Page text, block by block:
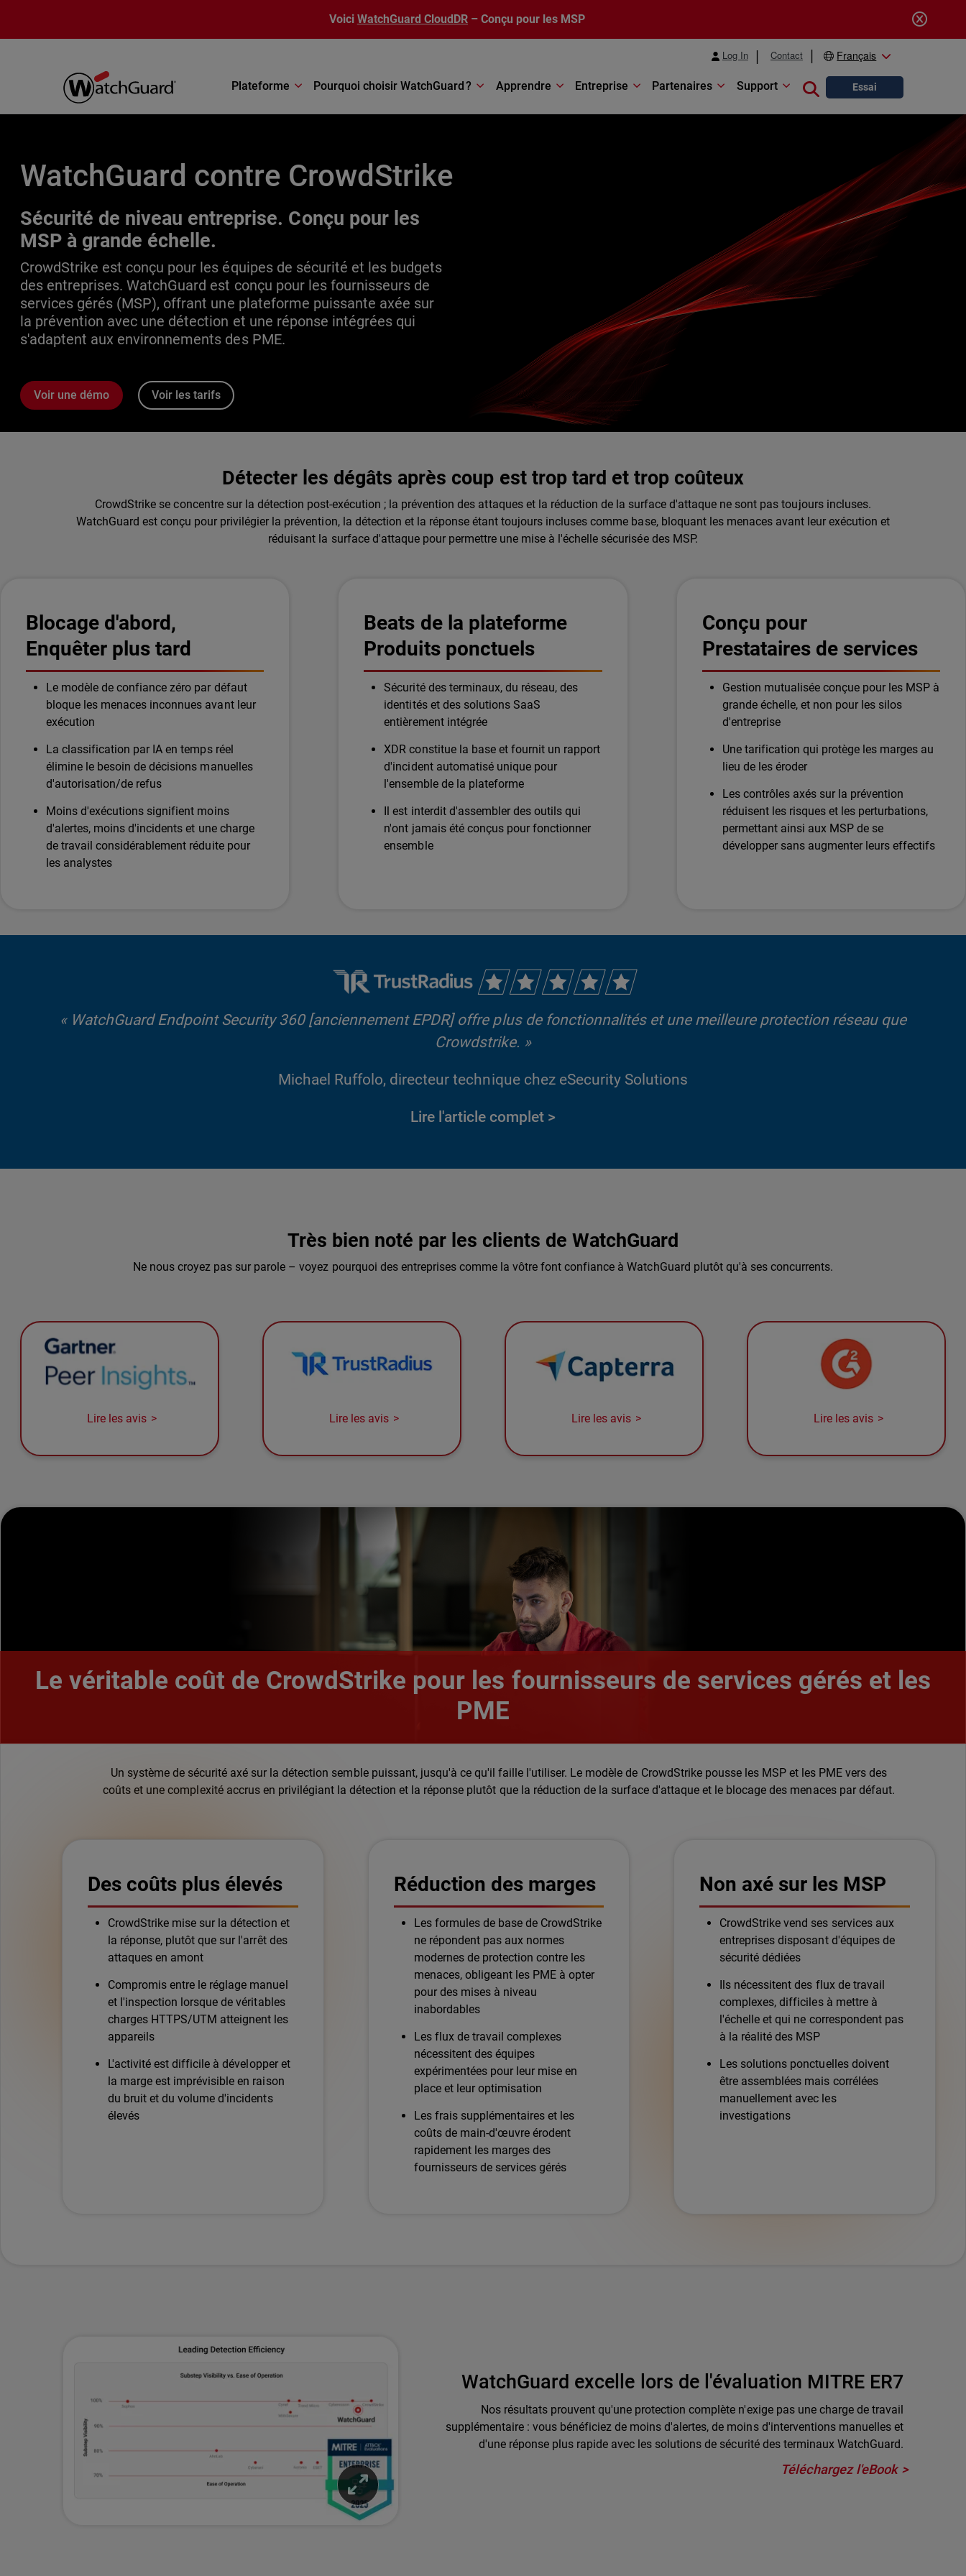
Voici WatchGuard CloudDR – Conçu pour les MSP
Log In Contact Français
Plateforme Pourquoi choisir WatchGuard ? Apprendre Entreprise Partenaires Support Close search
Essai
WatchGuard contre CrowdStrike
Sécurité de niveau entreprise. Conçu pour les
MSP à grande échelle.
CrowdStrike est conçu pour les équipes de sécurité et les budgets
des entreprises. WatchGuard est conçu pour les fournisseurs de
services gérés (MSP), offrant une plateforme puissante axée sur
la prévention avec une détection et une réponse intégrées qui
s'adaptent aux environnements des PME.
Voir une démo Voir les tarifs
Détecter les dégâts après coup est trop tard et trop coûteux
CrowdStrike se concentre sur la détection post-exécution ; la prévention des attaques et la réduction de la surface d'attaque ne sont pas toujours incluses.
WatchGuard est conçu pour privilégier la prévention, la détection et la réponse étant toujours incluses comme base, bloquant les menaces avant leur exécution et
réduisant la surface d'attaque pour permettre une mise à l'échelle sécurisée des MSP.
Blocage d'abord,
Enquêter plus tard
Le modèle de confiance zéro par défaut
bloque les menaces inconnues avant leur
exécution
La classification par IA en temps réel
élimine le besoin de décisions manuelles
d'autorisation/de refus
Moins d'exécutions signifient moins
d'alertes, moins d'incidents et une charge
de travail considérablement réduite pour
les analystes
Beats de la plateforme
Produits ponctuels
Sécurité des terminaux, du réseau, des
identités et des solutions SaaS
entièrement intégrée
XDR constitue la base et fournit un rapport
d'incident automatisé unique pour
l'ensemble de la plateforme
Il est interdit d'assembler des outils qui
n'ont jamais été conçus pour fonctionner
ensemble
Conçu pour
Prestataires de services
Gestion mutualisée conçue pour les MSP à
grande échelle, et non pour les silos
d'entreprise
Une tarification qui protège les marges au
lieu de les éroder
Les contrôles axés sur la prévention
réduisent les risques et les perturbations,
permettant ainsi aux MSP de se
développer sans augmenter leurs effectifs
« WatchGuard Endpoint Security 360 [anciennement EPDR] offre plus de fonctionnalités et une meilleure protection réseau que
Crowdstrike. »
Michael Ruffolo, directeur technique chez eSecurity Solutions
Lire l'article complet >
Très bien noté par les clients de WatchGuard
Ne nous croyez pas sur parole – voyez pourquoi des entreprises comme la vôtre font confiance à WatchGuard plutôt qu'à ses concurrents.
Lire les avis Lire les avis Lire les avis Lire les avis
Le véritable coût de CrowdStrike pour les fournisseurs de services gérés et les
PME
Un système de sécurité axé sur la détection semble puissant, jusqu'à ce qu'il faille l'utiliser. Le modèle de CrowdStrike pousse les MSP et les PME vers des
coûts et une complexité accrus en privilégiant la détection et la réponse plutôt que la réduction de la surface d'attaque et le blocage des menaces par défaut.
Des coûts plus élevés
CrowdStrike mise sur la détection et
la réponse, plutôt que sur l'arrêt des
attaques en amont
Compromis entre le réglage manuel
et l'inspection lorsque de véritables
charges HTTPS/UTM atteignent les
appareils
L'activité est difficile à développer et
la marge est imprévisible en raison
du bruit et du volume d'incidents
élevés
Réduction des marges
Les formules de base de CrowdStrike
ne répondent pas aux normes
modernes de protection contre les
menaces, obligeant les PME à opter
pour des mises à niveau
inabordables
Les flux de travail complexes
nécessitent des équipes
expérimentées pour leur mise en
place et leur optimisation
Les frais supplémentaires et les
coûts de main-d'œuvre érodent
rapidement les marges des
fournisseurs de services gérés
Non axé sur les MSP
CrowdStrike vend ses services aux
entreprises disposant d'équipes de
sécurité dédiées
Ils nécessitent des flux de travail
complexes, difficiles à mettre à
l'échelle et qui ne correspondent pas
à la réalité des MSP
Les solutions ponctuelles doivent
être assemblées mais corrélées
manuellement avec les
investigations
WatchGuard excelle lors de l'évaluation MITRE ER7
Nos résultats prouvent qu'une protection complète n'exige pas une charge de travail
supplémentaire : vous bénéficiez de moins d'alertes, de moins d'interventions manuelles et
d'une réponse plus rapide avec les solutions de sécurité des terminaux WatchGuard.
Téléchargez l'eBook